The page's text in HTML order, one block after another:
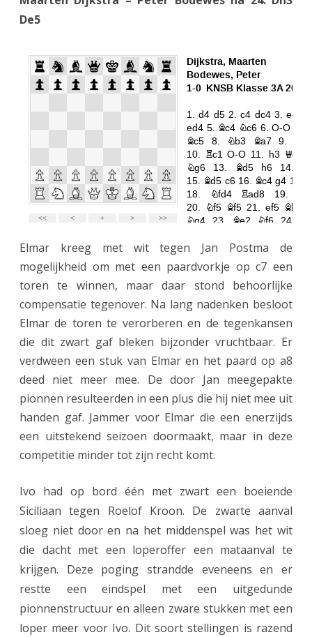
De5
Elmar kreeg met wit tegen Jan Postma de
mogelijkheid om met een paardvorkje op c7 een
toren te winnen, maar daar stond behoorlijke
compensatie tegenover. Na lang nadenken besloot
Elmar de toren te verorberen en de tegenkansen
die dit zwart gaf bleken bijzonder vruchtbaar. Er
verdween een stuk van Elmar en het paard op a8
deed niet meer mee. De door Jan meegepakte
pionnen resulteerden in een plus die hij niet mee uit
handen gaf. Jammer voor Elmar die een enerzijds
een uitstekend seizoen doormaakt, maar in deze
competitie minder tot zijn recht komt.
Ivo had op bord één met zwart een boeiende
Siciliaan tegen Roelof Kroon. De zwarte aanval
sloeg niet door en na het middenspel was het wit
die dacht met een loperoffer een mataanval te
krijgen. Deze poging strandde eveneens en er
restte een eindspel met een uitgedunde
pionnenstructuur en alleen zware stukken met een
loper meer voor Ivo. Dit soort stellingen is razend